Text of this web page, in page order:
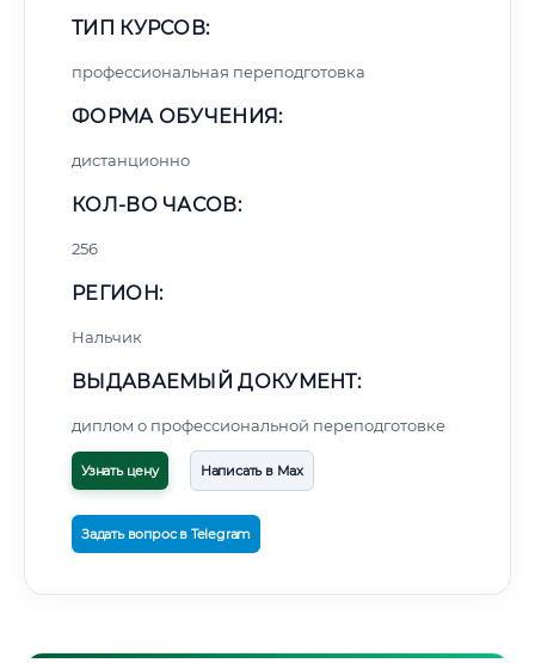
ТИП КУРСОВ:
профессиональная переподготовка
ФОРМА ОБУЧЕНИЯ:
дистанционно
КОЛ-ВО ЧАСОВ:
256
РЕГИОН:
Нальчик
ВЫДАВАЕМЫЙ ДОКУМЕНТ:
диплом о профессиональной переподготовке
Узнать цену Написать в Max
Задать вопрос в Telegram